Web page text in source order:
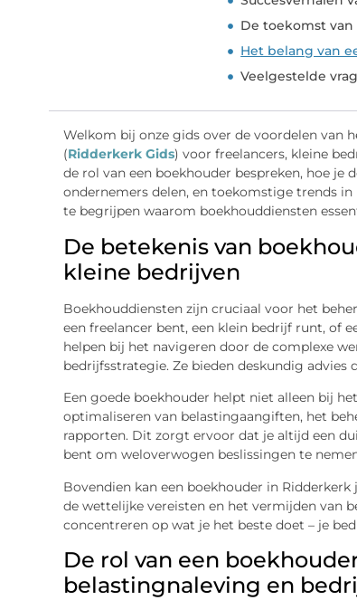
De toekomst
Het belang van
Veelgestelde
Welkom bij onze gids over de voordelen van
(Ridderkerk Gids) voor freelancers, kleine
de rol van een boekhouder bespreken, hoe je
ondernemers delen, en toekomstige trends
te begrijpen waarom boekhouddiensten
De betekenis van
kleine bedrijven
Boekhouddiensten zijn cruciaal voor het
een freelancer bent, een klein bedrijf runt, of
helpen bij het navigeren door de complexe
bedrijfsstrategie. Ze bieden deskundig
Een goede boekhouder helpt niet alleen bij
optimaliseren van belastingaangiften, het
rapporten. Dit zorgt ervoor dat je altijd een
bent om weloverwogen beslissingen te
Bovendien kan een boekhouder in
de wettelijke vereisten en het vermijden van
concentreren op wat je het beste doet – je
De rol van een
belastingnaleving en